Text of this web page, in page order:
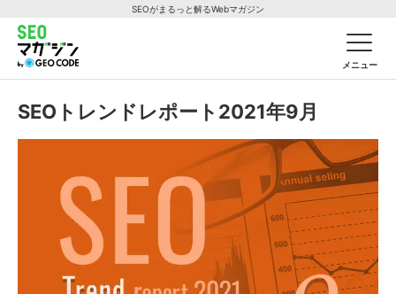
SEOがまるっと解るWebマガジン
メニュー
SEOトレンドレポート2021年9月